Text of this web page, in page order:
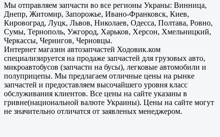
Мы отправляем запчасти во все регионы Украны: Винница,
Днепр, Житомир, Запорожье, Ивано-Франковск, Киев,
Кировоград, Луцк, Львов, Николаев, Одесса, Полтава, Ровно,
Сумы, Тернополь, Ужгород, Харьков, Херсон, Хмельницкий,
Черкассы, Чернигов, Черновцы.
Интернет магазин автозапчастей Ходовик.ком
специализируется на продаже запчастей для грузовых авто,
микроавтобусов (запчасти на бусы), легковые автомобили и
полуприцепы. Мы предлагаем отличные цены на рынке
запчастей и предоставляем высочайшего уровня класс
обслуживания клиентов. Все цены на сайте указаны в
гривне(национальной валюте Украины). Цены на сайте могут
не значительно отличатся от заявленых менеджером.